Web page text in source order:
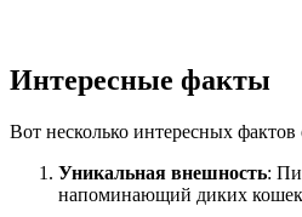
Интересные факты
Вот несколько интересных
Уникальная внешность:
напоминающий диких